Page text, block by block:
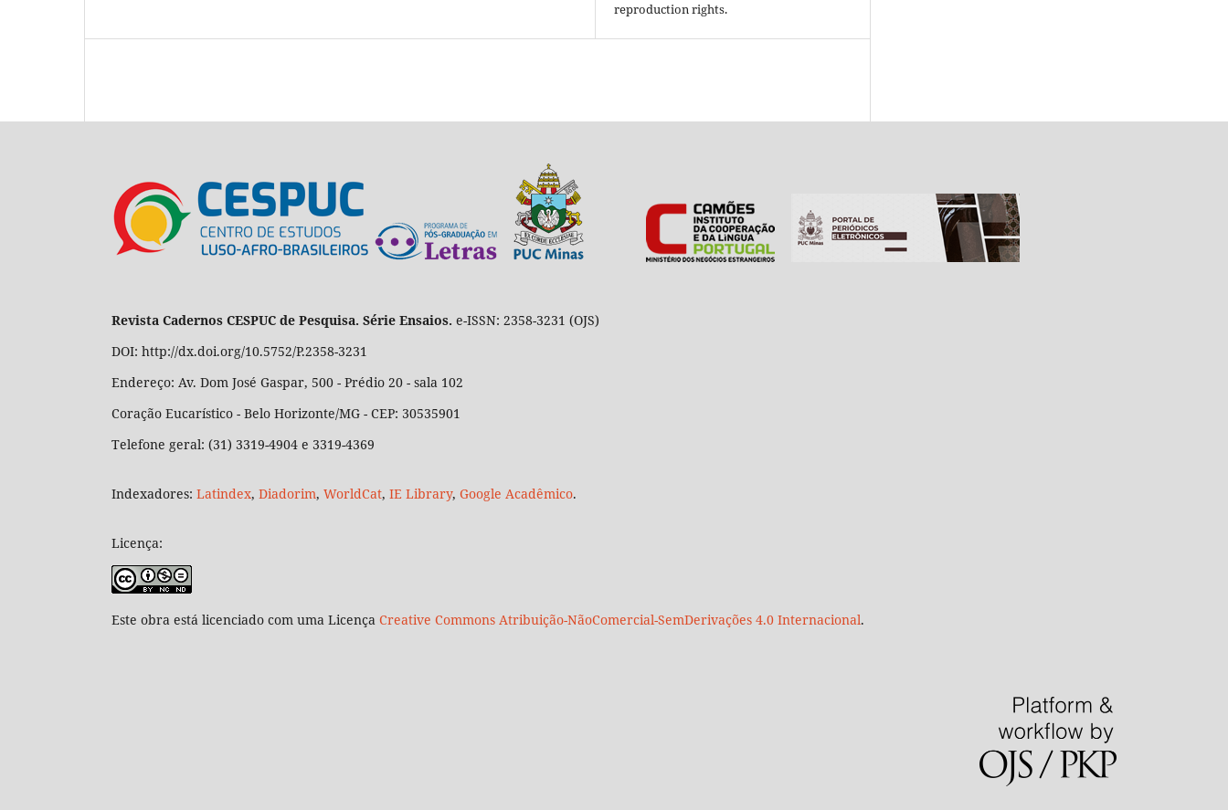
reproduction rights.
Revista Cadernos CESPUC de Pesquisa. Série Ensaios. e-ISSN: 2358-3231 (OJS)
DOI: http://dx.doi.org/10.5752/P.2358-3231
Endereço: Av. Dom José Gaspar, 500 - Prédio 20 - sala 102
Coração Eucarístico - Belo Horizonte/MG - CEP: 30535901
Telefone geral: (31) 3319-4904 e 3319-4369
Indexadores: Latindex, Diadorim, WorldCat, IE Library, Google Acadêmico.
Licença:
Este obra está licenciado com uma Licença Creative Commons Atribuição-NãoComercial-SemDerivações 4.0 Internacional.